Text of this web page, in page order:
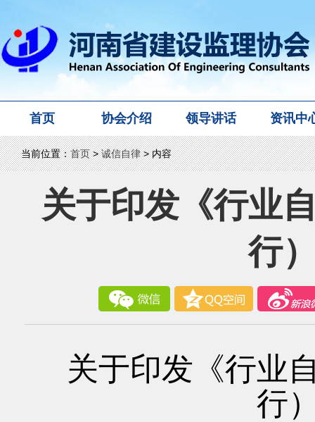
首页 协会介绍 领导讲话 资讯中
当前位置：首页>诚信自律> 内容
关于印发《行业
行
关于印发《行业
行